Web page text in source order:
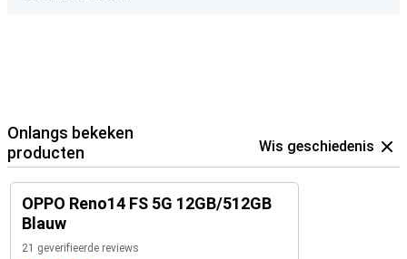
Onlangs bekeken
producten
Wis geschiedenis
OPPO Reno14 FS 5G 12GB/512GB
Blauw
21 geverifieerde reviews